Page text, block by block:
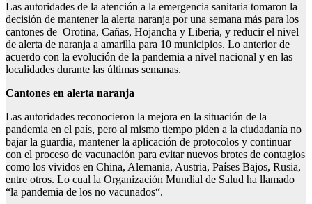
Las autoridades de la atención a la emergencia sanitaria tomaron la
decisión de mantener la alerta naranja por una semana más para los
cantones de Orotina, Cañas, Hojancha y Liberia, y reducir el nivel
de alerta de naranja a amarilla para 10 municipios. Lo anterior de
acuerdo con la evolución de la pandemia a nivel nacional y en las
localidades durante las últimas semanas.
Cantones en alerta naranja
Las autoridades reconocieron la mejora en la situación de la
pandemia en el país, pero al mismo tiempo piden a la ciudadanía no
bajar la guardia, mantener la aplicación de protocolos y continuar
con el proceso de vacunación para evitar nuevos brotes de contagios
como los vividos en China, Alemania, Austria, Países Bajos, Rusia,
entre otros. Lo cual la Organización Mundial de Salud ha llamado
“la pandemia de los no vacunados“.